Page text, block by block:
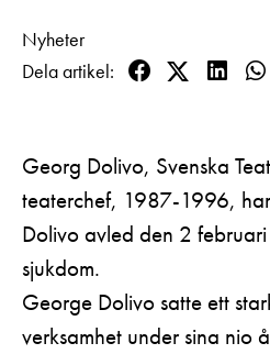
Kundtjänst
Biljetter
Presentkort
Publikarbete
Tillgänglighet
Frågor & svar
Platskarta
GRUPPER & FÖRETAG
Grupper & teaterombud
Företag
Guidning
Teaterns verksamhet
Ensemble
Historia
LOGGA IN
Nyheter
Dela artikel
Facebook
Twitter
Georg Dolivo, Svenska
teaterchef, 1987-1996,
Dolivo avled den 2
sjukdom.
George Dolivo satte ett
verksamhet under sina nio